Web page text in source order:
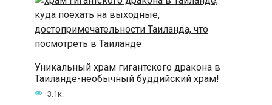
Уникальный храм гигантского дракона в
Таиланде-необычный буддийский храм!
3.1к.